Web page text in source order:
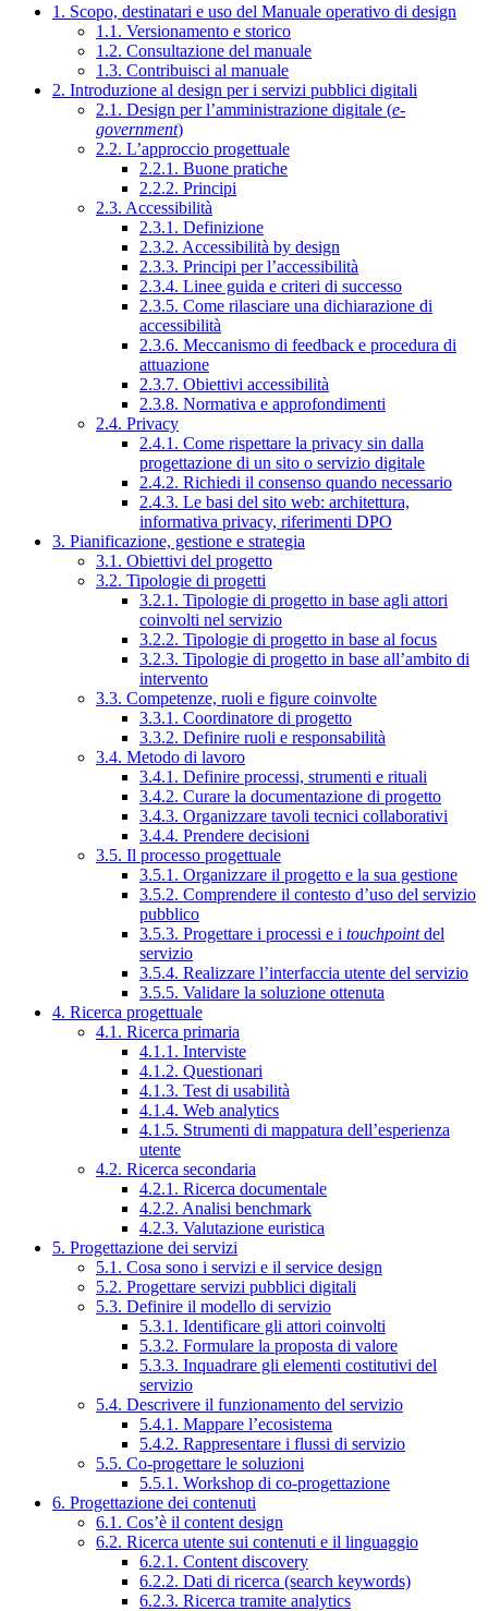
1. Scopo, destinatari e uso del Manuale operativo di design
1.1. Versionamento e storico
1.2. Consultazione del manuale
1.3. Contribuisci al manuale
2. Introduzione al design per i servizi pubblici digitali
2.1. Design per l’amministrazione digitale (e-
government)
2.2. L’approccio progettuale
2.2.1. Buone pratiche
2.2.2. Principi
2.3. Accessibilità
2.3.1. Definizione
2.3.2. Accessibilità by design
2.3.3. Principi per l’accessibilità
2.3.4. Linee guida e criteri di successo
2.3.5. Come rilasciare una dichiarazione di
accessibilità
2.3.6. Meccanismo di feedback e procedura di
attuazione
2.3.7. Obiettivi accessibilità
2.3.8. Normativa e approfondimenti
2.4. Privacy
2.4.1. Come rispettare la privacy sin dalla
progettazione di un sito o servizio digitale
2.4.2. Richiedi il consenso quando necessario
2.4.3. Le basi del sito web: architettura,
informativa privacy, riferimenti DPO
3. Pianificazione, gestione e strategia
3.1. Obiettivi del progetto
3.2. Tipologie di progetti
3.2.1. Tipologie di progetto in base agli attori
coinvolti nel servizio
3.2.2. Tipologie di progetto in base al focus
3.2.3. Tipologie di progetto in base all’ambito di
intervento
3.3. Competenze, ruoli e figure coinvolte
3.3.1. Coordinatore di progetto
3.3.2. Definire ruoli e responsabilità
3.4. Metodo di lavoro
3.4.1. Definire processi, strumenti e rituali
3.4.2. Curare la documentazione di progetto
3.4.3. Organizzare tavoli tecnici collaborativi
3.4.4. Prendere decisioni
3.5. Il processo progettuale
3.5.1. Organizzare il progetto e la sua gestione
3.5.2. Comprendere il contesto d’uso del servizio
pubblico
3.5.3. Progettare i processi e i touchpointdel
servizio
3.5.4. Realizzare l’interfaccia utente del servizio
3.5.5. Validare la soluzione ottenuta
4. Ricerca progettuale
4.1. Ricerca primaria
4.1.1. Interviste
4.1.2. Questionari
4.1.3. Test di usabilità
4.1.4. Web analytics
4.1.5. Strumenti di mappatura dell’esperienza
utente
4.2. Ricerca secondaria
4.2.1. Ricerca documentale
4.2.2. Analisi benchmark
4.2.3. Valutazione euristica
5. Progettazione dei servizi
5.1. Cosa sono i servizi e il service design
5.2. Progettare servizi pubblici digitali
5.3. Definire il modello di servizio
5.3.1. Identificare gli attori coinvolti
5.3.2. Formulare la proposta di valore
5.3.3. Inquadrare gli elementi costitutivi del
servizio
5.4. Descrivere il funzionamento del servizio
5.4.1. Mappare l’ecosistema
5.4.2. Rappresentare i flussi di servizio
5.5. Co-progettare le soluzioni
5.5.1. Workshop di co-progettazione
6. Progettazione dei contenuti
6.1. Cos’è il content design
6.2. Ricerca utente sui contenuti e il linguaggio
6.2.1. Content discovery
6.2.2. Dati di ricerca (search keywords)
6.2.3. Ricerca tramite analytics